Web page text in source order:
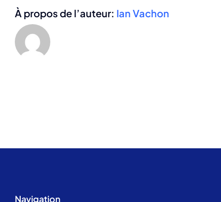
À propos de l’auteur: Ian Vachon
Navigation